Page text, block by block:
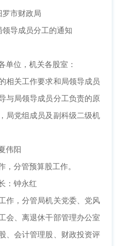
罗市财政局
领导成员分工的通知
单位，机关各股室：
相关工作要求和局领导成员
与局领导成员分工负责的原
局党组成员及副科级二级机
伟阳
，分管预算股工作。
：钟永红
作，分管局机关党委、党风
会、离退休干部管理办公室
、会计管理股、财政投资评